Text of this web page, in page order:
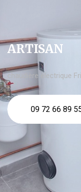
ARTISAN
chaudière électrique
09 72 66 89